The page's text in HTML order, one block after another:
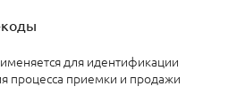
для идентификации
процесса приемки и продажи